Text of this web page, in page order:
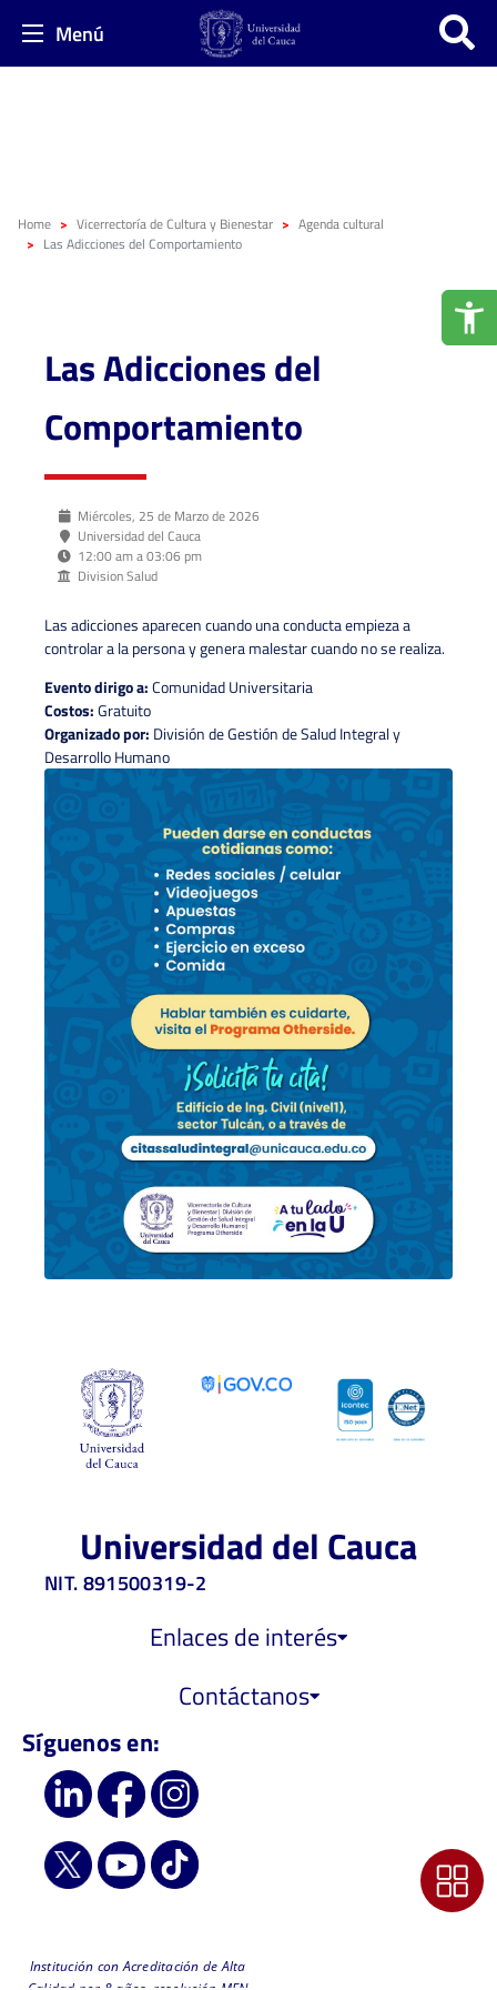
Menú
Home Vicerrectoría de Cultura y Bienestar
Agenda cultural
Las Adicciones del Comportamiento
Las Adicciones del
Comportamiento
Miércoles, 25 de Marzo de 2026
Universidad del Cauca
12:00 am a 03:06 pm
Division Salud
Las adicciones aparecen cuando una conducta empieza a
controlar a la persona y genera malestar cuando no se realiza.
Evento dirigo a:Comunidad Universitaria
Costos:Gratuito
Organizado por: División de Gestión de Salud Integral y
Desarrollo Humano
Universidad del Cauca
NIT. 891500319-2
Enlaces de interés
Contáctanos
Síguenos en:
Institución con Acreditación de Alta